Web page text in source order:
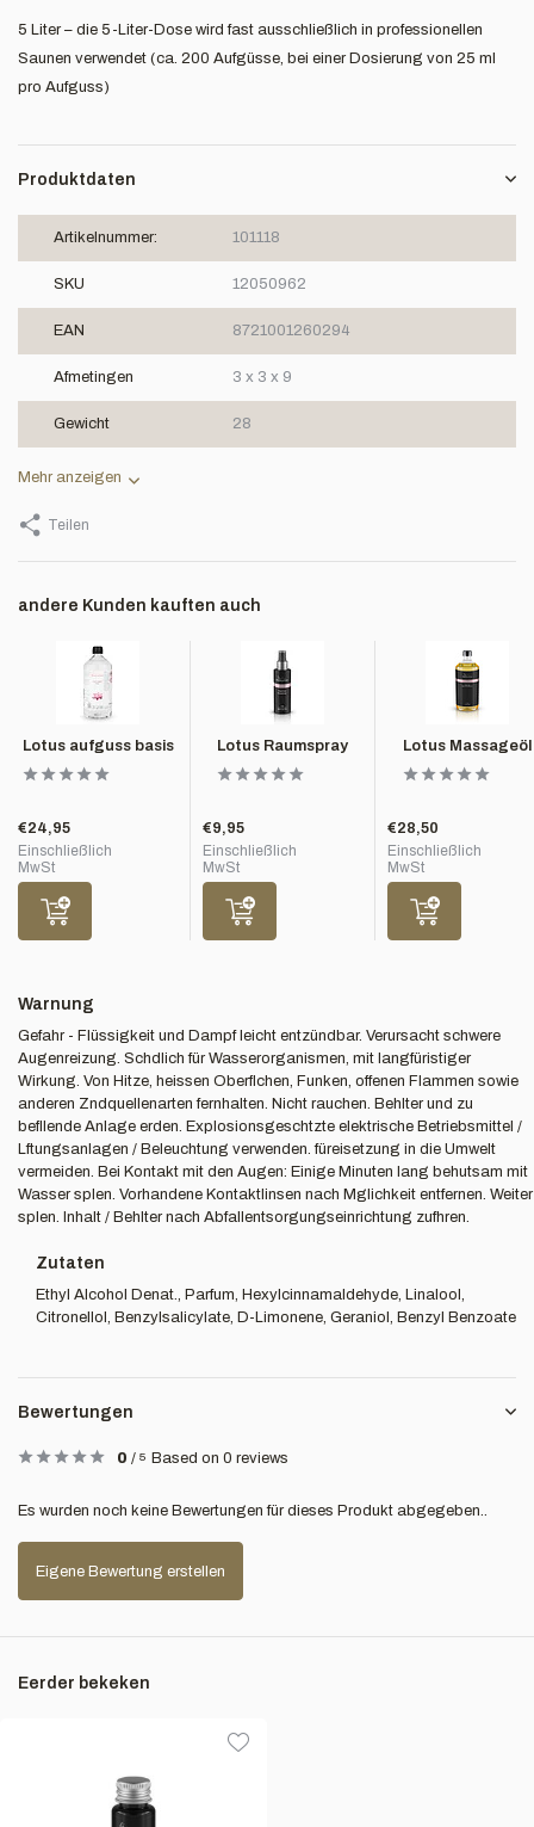
5 Liter – die 5-Liter-Dose wird fast ausschließlich in professionellen
Saunen verwendet (ca. 200 Aufgüsse, bei einer Dosierung von 25 ml
pro Aufguss)
Produktdaten
Artikelnummer: 101118
SKU 12050962
EAN 8721001260294
Afmetingen 3 x 3 x 9
Gewicht 28
Mehr anzeigen
Teilen
andere Kunden kauften auch
Lotus aufguss basis
€24,95
Einschließlich
MwSt
Lotus Raumspray
€9,95
Einschließlich
MwSt
Lotus Massageöl
€28,50
Einschließlich
MwSt
Warnung
Gefahr - Flüssigkeit und Dampf leicht entzündbar. Verursacht schwere
Augenreizung. Schdlich für Wasserorganismen, mit langfüristiger
Wirkung. Von Hitze, heissen Oberflchen, Funken, offenen Flammen sowie
anderen Zndquellenarten fernhalten. Nicht rauchen. Behlter und zu
befllende Anlage erden. Explosionsgeschtzte elektrische Betriebsmittel /
Lftungsanlagen / Beleuchtung verwenden. füreisetzung in die Umwelt
vermeiden. Bei Kontakt mit den Augen: Einige Minuten lang behutsam mit
Wasser splen. Vorhandene Kontaktlinsen nach Mglichkeit entfernen. Weiter
splen. Inhalt / Behlter nach Abfallentsorgungseinrichtung zufhren.
Zutaten
Ethyl Alcohol Denat., Parfum, Hexylcinnamaldehyde, Linalool,
Citronellol, Benzylsalicylate, D-Limonene, Geraniol, Benzyl Benzoate
Bewertungen
0 / 5 Based on 0 reviews
Es wurden noch keine Bewertungen für dieses Produkt abgegeben..
Eigene Bewertung erstellen
Eerder bekeken